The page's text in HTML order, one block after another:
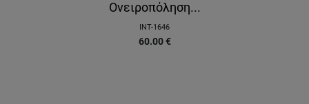
Ονειροπόληση...
INT-1646
60.00 €